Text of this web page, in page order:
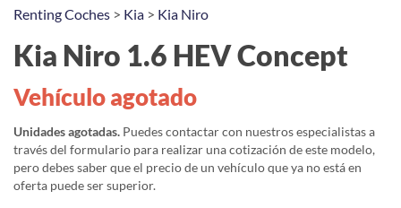
Renting Coches > Kia > Kia Niro
Kia Niro 1.6 HEV Concept
Vehículo agotado
Unidades agotadas. Puedes contactar con nuestros especialistas a
través del formulario para realizar una cotización de este modelo,
pero debes saber que el precio de un vehículo que ya no está en
oferta puede ser superior.